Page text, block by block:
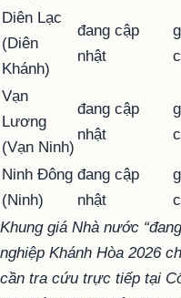
Diên Lạc
(Diên
Khánh)
đang cập
nhật
Vạn
Lương
(Vạn Ninh)
đang cập
nhật
Ninh Đông
(Ninh)
đang cập
nhật
Khung giá Nhà nước
nghiệp Khánh Hòa 2026
cần tra cứu trực tiếp tại